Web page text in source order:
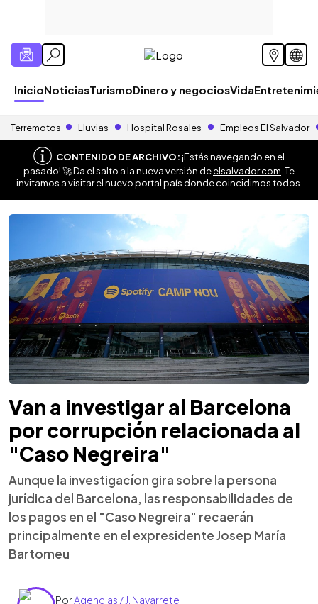
InicioNoticiasTurismoDinero y negociosVida
Terremotos Lluvias Hospital Rosales Empleos El Salvador
CONTENIDO DE ARCHIVO:¡Estás navegando en el
pasado! 🚀 Da el salto a la nueva versión deelsalvador.com . Te
invitamos a visitar el nuevo portal país donde coincidimos todos.
Van a investigar al Barcelona
por corrupción relacionada al
"Caso Negreira"
Aunque la investigacíon gira sobre la persona
jurídica del Barcelona, las responsabilidades de
los pagos en el "Caso Negreira" recaerán
principalmente en el expresidente Josep María
Bartomeu
PorAgencias / J. Navarrete